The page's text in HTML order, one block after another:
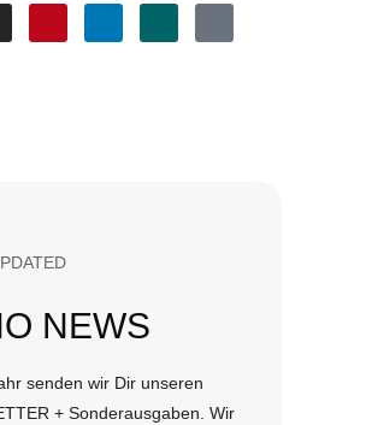
NEWS
senden wir Dir unseren
+ Sonderausgaben. Wir